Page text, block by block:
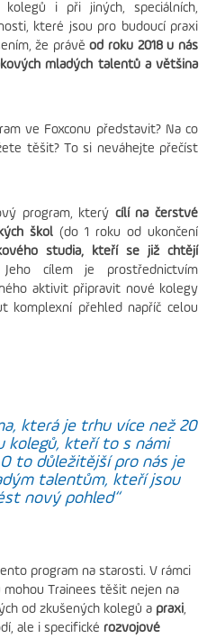
i při jiných, speciálních,
které jsou pro budoucí praxi
že právěod roku 2018 u nás
mladých talentů a většina
ve Foxconu představit? Na co
těšit? To si neváhejte přečíst
program, který cílí na čerstvé
škol (do 1 roku od ukončení
studia, kteří se již chtějí
Jeho cílem je prostřednictvím
aktivit připravit nové kolegy
komplexní přehled napříč celou
která je trhu více než 20
kolegů, kteří to s námi
to důležitější pro nás je
talentům, kteří jsou
nový pohled“
program na starosti. V rámci
Trainees těšit nejen na
od zkušených kolegů a praxi,
ale i specifické rozvojové